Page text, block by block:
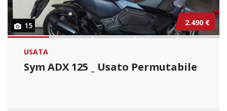
15 2.490 €
USATA
Sym ADX 125 _ Usato Permutabile